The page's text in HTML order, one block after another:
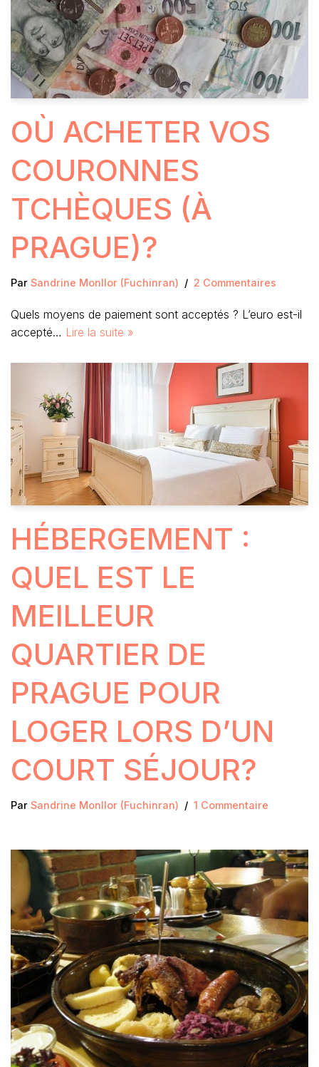
OÙ ACHETER VOS
COURONNES
TCHÈQUES (À
PRAGUE)?
Par Sandrine Monllor (Fuchinran) 2 Commentaires
Quels moyens de paiement sont acceptés ? L’euro est-il
accepté… Lire la suite »
HÉBERGEMENT :
QUEL EST LE
MEILLEUR
QUARTIER DE
PRAGUE POUR
LOGER LORS D’UN
COURT SÉJOUR?
Par Sandrine Monllor (Fuchinran) 1 Commentaire